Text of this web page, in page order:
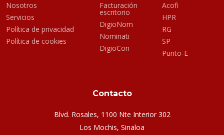
Nosotros
Servicios
Política de privacidad
Política de cookies
Facturación
escritorio
DigioNom
Nominati
DigioCon
Acofi
HPR
RG
SP
Punto-E
Contacto
Blvd. Rosales, 1100 Nte Interior 302
Los Mochis, Sinaloa